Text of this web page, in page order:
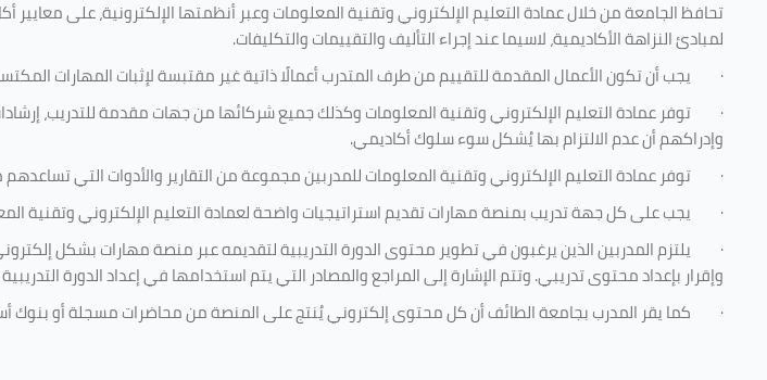
تحافظ الجامعة من خلال عمادة التعليم الإلكتروني وتقنية المعلومات وعبر أنظمتها الإلكترونية، على
لمبادئ النزاهة الأكاديمية، لاسيما عند إجراء التأليف والتقييمات والتكليفات.
· يجب أن تكون الأعمال المقدمة للتقييم من طرف المتدرب أعمالًا ذاتية غير مقتبسة لإثبات المهارات
· توفر عمادة التعليم الإلكتروني وتقنية المعلومات وكذلك جميع شركائها من جهات مقدمة للتدريب،
وإدراكهم أن عدم الالتزام بها يُشكل سوء سلوك أكاديمي.
· توفر عمادة التعليم الإلكتروني وتقنية المعلومات للمدربين مجموعة من التقارير والأدوات التي تساعدهم
· يجب على كل جهة تدريب بمنصة مهارات تقديم استراتيجيات واضحة لعمادة التعليم الإلكتروني وتقنية
· يلتزم المدربين الذين يرغبون في تطوير محتوى الدورة التدريبية لتقديمه عبر منصة مهارات بشكل
وإقرار بإعداد محتوى تدريبي. وتتم الإشارة إلى المراجع والمصادر التي يتم استخدامها في إعداد الدورة
· كما يقر المدرب بجامعة الطائف أن كل محتوى إلكتروني يُنتج على المنصة من محاضرات مسجلة أو بنوك